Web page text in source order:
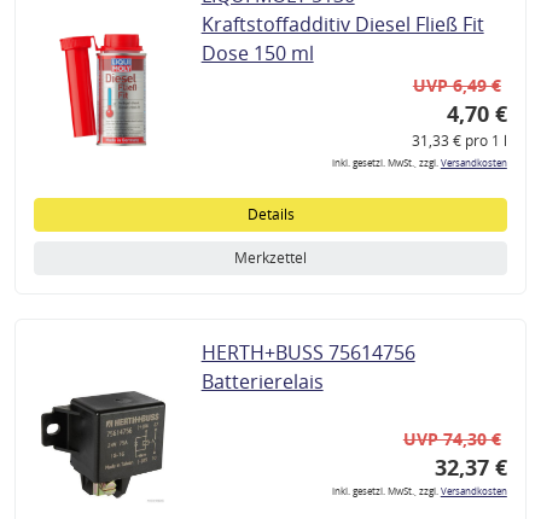
Kraftstoffadditiv Diesel Fließ Fit
Dose 150 ml
UVP 6,49 €
4,70 €
31,33 € pro 1 l
inkl. gesetzl. MwSt., zzgl.Versandkosten
Details
Merkzettel
HERTH+BUSS 75614756
Batterierelais
UVP 74,30 €
32,37 €
inkl. gesetzl. MwSt., zzgl.Versandkosten